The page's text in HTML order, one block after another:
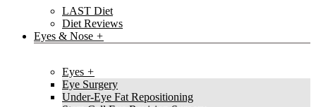
LAST Diet
Diet Reviews
Eyes & Nose
Eyes
Eye Surgery
Under-Eye Fat Repositioning